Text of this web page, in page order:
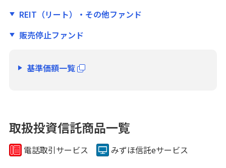
借りる
REIT（リート）・その他ファンド
販売停止ファンド
基準価額一覧
取扱投資信託商品一覧
電話取引サービス みずほ信託eサービス